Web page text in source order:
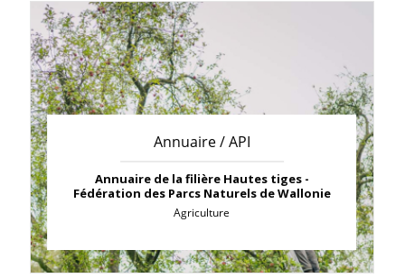
Annuaire / API
Annuaire de la filière Hautes tiges -
Fédération des Parcs Naturels de Wallonie
Agriculture